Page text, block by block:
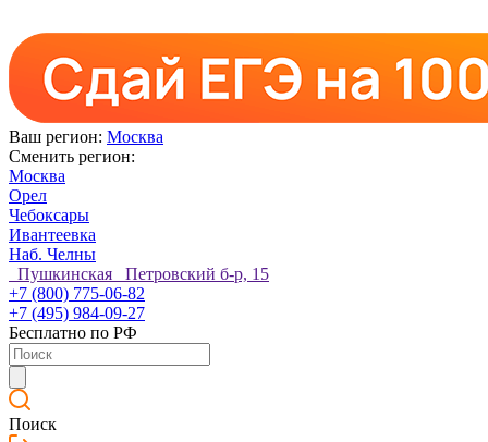
Ваш регион: Москва
Сменить регион:
Москва
Орел
Чебоксары
Ивантеевка
Наб. Челны
Пушкинская Петровский б-р, 15
+7 (800) 775-06-82
+7 (495) 984-09-27
Бесплатно по РФ
Поиск